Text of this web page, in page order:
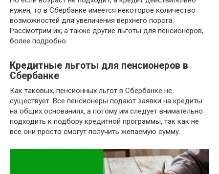
нужен, то в Сбербанке имеется некоторое количество
возможностей для увеличения верхнего порога.
Рассмотрим их, а также другие льготы для пенсионеров,
более подробно.
Кредитные льготы для пенсионеров в
Сбербанке
Как таковых, пенсионных льгот в Сбербанке не
существует. Все пенсионеры подают заявки на кредиты
на общих основаниях, а потому им следует внимательно
подходить к подбору кредитной программы, так как не
все они просто смогут получить желаемую сумму.